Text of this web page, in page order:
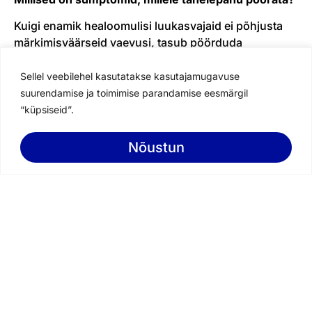
Sellel veebilehel kasutatakse kasutajamugavuse
suurendamise ja toimimise parandamise eesmärgil
“küpsiseid”.
Nõustun
Kuigi enamik healoomulisi luukasvajaid ei põhjusta
märkimisväärseid vaevusi, tasub pöörduda
Krooniline või äkitselt tekkiv valu luudes;
Märgatav turse luupiirkonnas;
Järsk luumurd ilma nähtava põhjuseta;
Kasvaja tunnetamine naha all.
Book an appointment